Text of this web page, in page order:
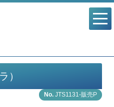
）
JTS1131-販売P